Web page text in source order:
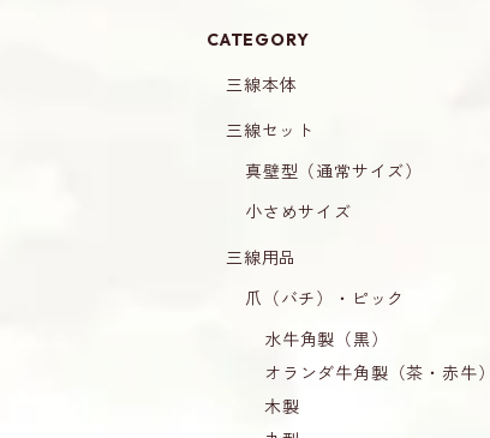
CATEGORY
三線本体
三線セット
真壁型（通常サイズ）
小さめサイズ
三線用品
爪（バチ）・ピック
水牛角製（黒）
オランダ牛角製（茶・赤牛）
木製